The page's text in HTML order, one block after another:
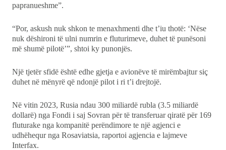
papranueshme”.
“Por, askush nuk shkon te menaxhmenti dhe t’iu thotë: ‘Nëse
nuk dëshironi të ulni numrin e fluturimeve, duhet të punësoni
më shumë pilotë’”, shtoi ky punonjës.
Një tjetër sfidë është edhe gjetja e avionëve të mirëmbajtur siç
duhet në mënyrë që ndonjë pilot i ri t’i drejtojë.
Në vitin 2023, Rusia ndau 300 miliardë rubla (3.5 miliardë
dollarë) nga Fondi i saj Sovran për të transferuar qiratë për 169
fluturake nga kompanitë perëndimore te një agjenci e
udhëhequr nga Rosaviatsia, raportoi agjencia e lajmeve
Interfax.